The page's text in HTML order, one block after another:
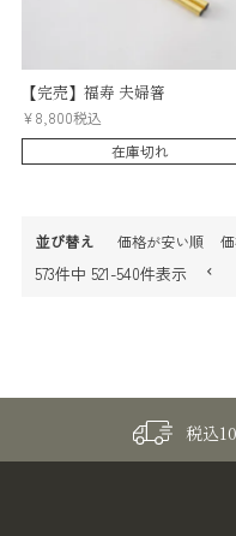
【完売】福寿 夫婦箸
¥8,800税込
在庫切れ
並び替え 価格が安い順
573件中 521-540件表示
税込